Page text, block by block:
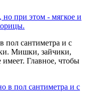
пол сантиметра и с
Мишки, зайчики,
Главное, чтобы